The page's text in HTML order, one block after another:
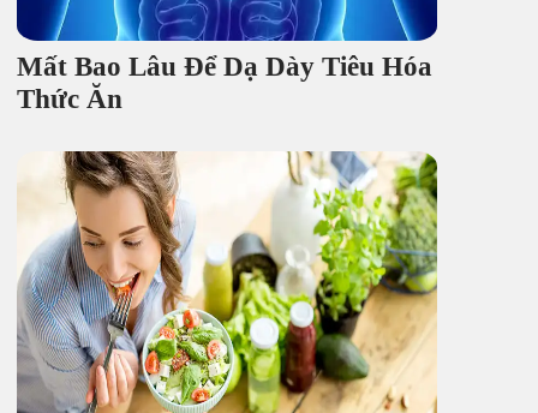
Mất Bao Lâu Để Dạ Dày Tiêu Hóa
Thức Ăn